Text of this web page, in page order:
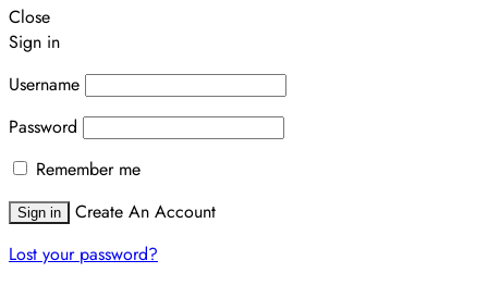
Close
Sign in
Username
Password
Remember me
Sign in
Create An Account
Lost your password?